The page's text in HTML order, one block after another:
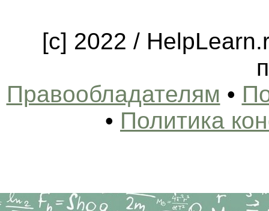
[c] 2022 /
Правообладателям •
• Политика